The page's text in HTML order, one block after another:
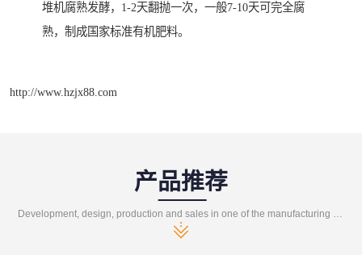
堆机腐熟发酵，1-2天翻抛一次，一般7-10天可完全腐
熟，制成国家标准有机肥料。
http://www.hzjx88.com
产品推荐